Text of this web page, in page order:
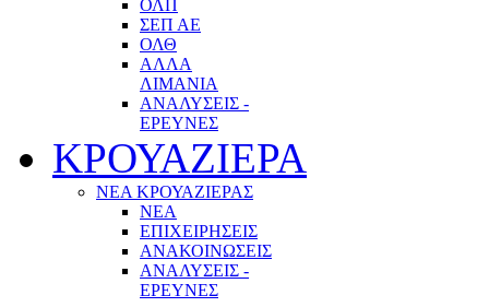
ΟΛΠ
ΣΕΠ ΑΕ
ΟΛΘ
ΑΛΛΑ
ΛΙΜΑΝΙΑ
ΑΝΑΛΥΣΕΙΣ -
ΕΡΕΥΝΕΣ
ΚΡΟΥΑΖΙΕΡΑ
ΝΕΑ ΚΡΟΥΑΖΙΕΡΑΣ
NEA
ΕΠΙΧΕΙΡΗΣΕΙΣ
ΑΝΑΚΟΙΝΩΣΕΙΣ
ΑΝΑΛΥΣΕΙΣ -
ΕΡΕΥΝΕΣ